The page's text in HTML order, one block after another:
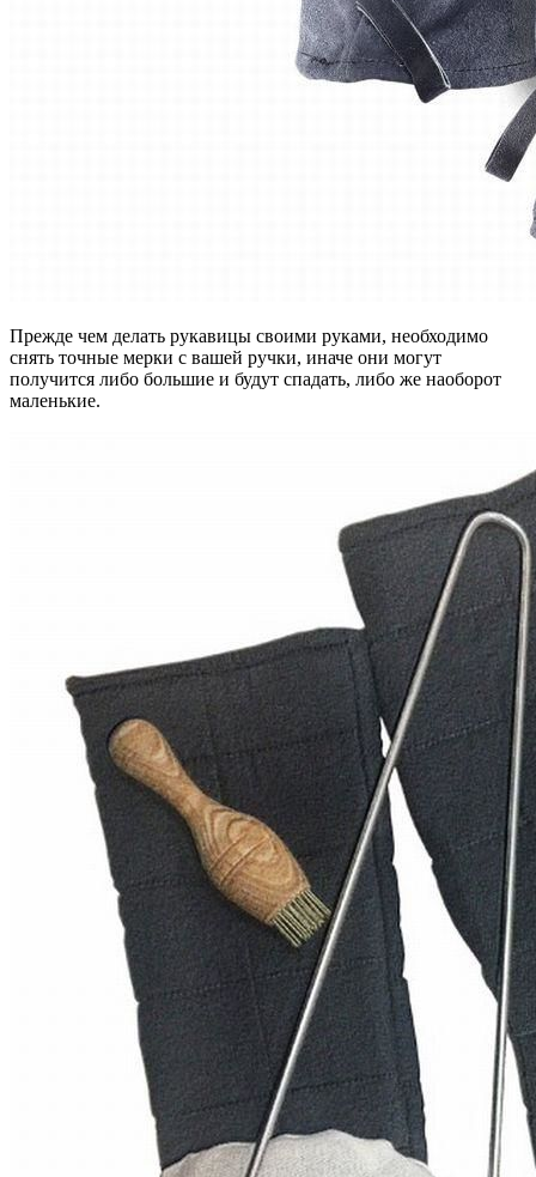
Прежде чем делать рукавицы своими руками, необходимо
снять точные мерки с вашей ручки, иначе они могут
получится либо большие и будут спадать, либо же наоборот
маленькие.